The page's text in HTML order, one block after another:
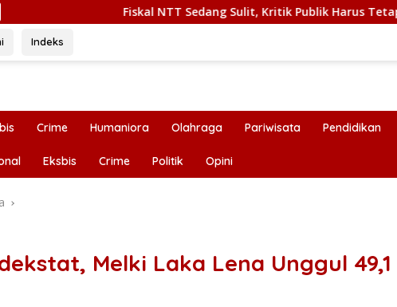
Fiskal NTT Sedang Sulit, Kritik Publik Harus Tetap Rasional
Indeks
Crime Humaniora Olahraga Pariwisata Pendidikan
Eksbis Crime Politik Opini
Melki Laka Lena Unggul 49,1